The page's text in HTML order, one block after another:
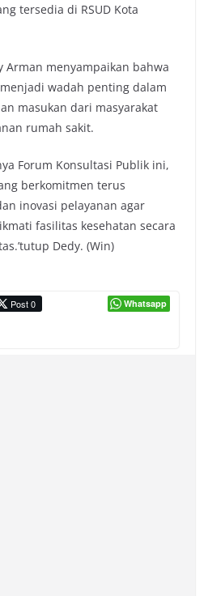
tersedia di RSUD Kota
Arman menyampaikan bahwa
wadah penting dalam
masukan dari masyarakat
rumah sakit.
Forum Konsultasi Publik ini,
berkomitmen terus
inovasi pelayanan agar
fasilitas kesehatan secara
Dedy. (Win)
Post 0 Whatsapp